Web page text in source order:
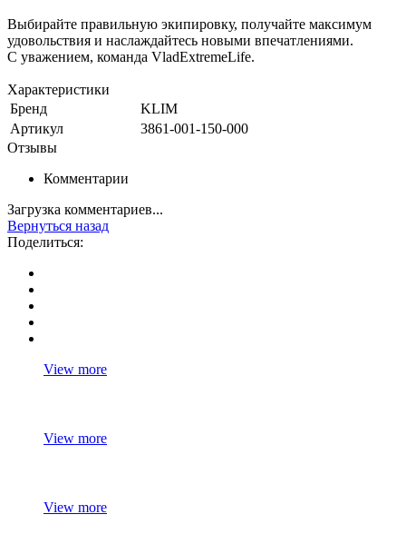
Выбирайте правильную экипировку, получайте максимум
удовольствия и наслаждайтесь новыми впечатлениями.
С уважением, команда VladExtremeLife.
Характеристики
Бренд
KLIM
Артикул
3861-001-150-000
Отзывы
Комментарии
Загрузка комментариев...
Вернуться назад
Поделиться:
View more
View more
View more